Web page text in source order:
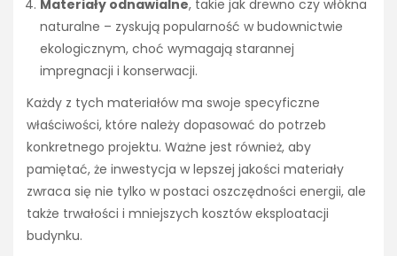
Materiały odnawialne, takie jak drewno czy włókna
naturalne – zyskują popularność w budownictwie
ekologicznym, choć wymagają starannej
impregnacji i konserwacji.
Każdy z tych materiałów ma swoje specyficzne
właściwości, które należy dopasować do potrzeb
konkretnego projektu. Ważne jest również, aby
pamiętać, że inwestycja w lepszej jakości materiały
zwraca się nie tylko w postaci oszczędności energii, ale
także trwałości i mniejszych kosztów eksploatacji
budynku.